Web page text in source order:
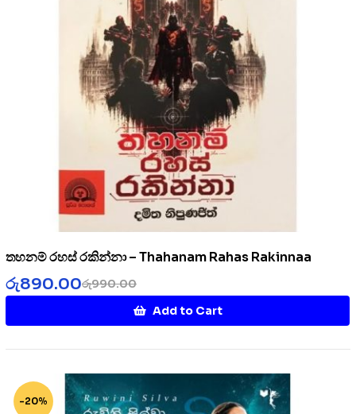
තහනම් රහස් රකින්නා – Thahanam Rahas Rakinnaa
රු990.00
රු890.00
Add to Cart
-20%